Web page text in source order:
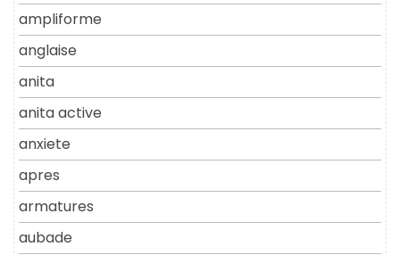
ampliforme
anglaise
anita
anita active
anxiete
apres
armatures
aubade